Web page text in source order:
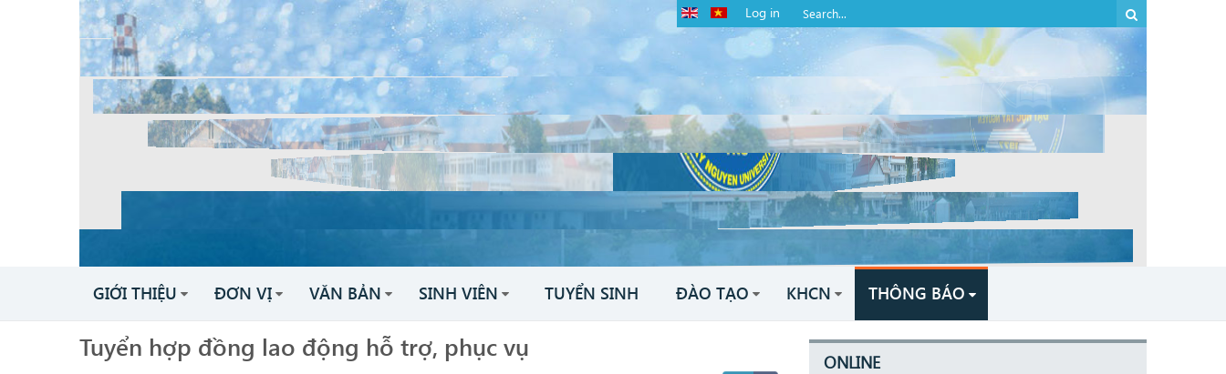
Log in
GIỚI THIỆU ĐƠN VỊ VĂN BẢN SINH VIÊN TUYỂN SINH ĐÀO TẠO KHCN THÔNG BÁO
Tuyển hợp đồng lao động hỗ trợ, phục vụ
ONLINE